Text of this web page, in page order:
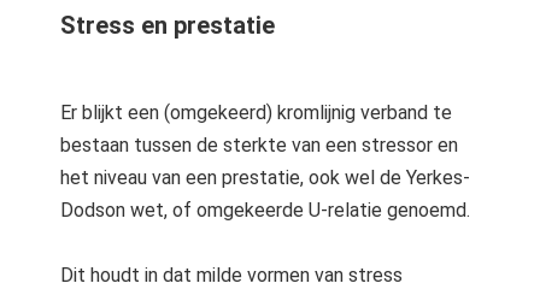
Stress en prestatie
Er blijkt een (omgekeerd) kromlijnig verband te
bestaan tussen de sterkte van een stressor en
het niveau van een prestatie, ook wel de Yerkes-
Dodson wet, of omgekeerde U-relatie genoemd.
Dit houdt in dat milde vormen van stress